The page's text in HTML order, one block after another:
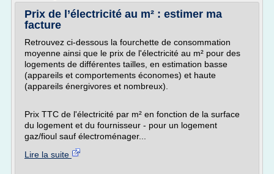
Prix de l’électricité au m² : estimer ma
facture
Retrouvez ci-dessous la fourchette de consommation
moyenne ainsi que le prix de l'électricité au m² pour des
logements de différentes tailles, en estimation basse
(appareils et comportements économes) et haute
(appareils énergivores et nombreux).
Prix TTC de l'électricité par m² en fonction de la surface
du logement et du fournisseur - pour un logement
gaz/fioul sauf électroménager...
Lire la suite